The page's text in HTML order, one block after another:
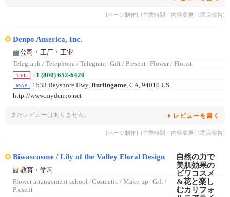
[ページ制作] [営業時間・内容変更] [閉店報告]
Denpo America, Inc.
公司・工厂・工业
Telegraph / Telephone / Telegram / Gift / Present / Flower / Florist
TEL +1 (800) 652-6420
MAP 1533 Bayshore Hwy, Burlingame , CA, 94010 US
http://www.mydenpo.net
まだレビューはありません。 レビューを書く
[ページ制作] [営業時間・内容変更] [閉店報告]
Biwascosme / Lily of the Valley Floral Design
教育・学习
Flower arrangement school / Cosmetic / Make-up / Gift /
Present